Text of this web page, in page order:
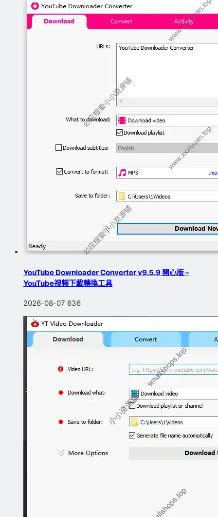
YouTube Downloader Converter v9.5.9 開心版 –
YouTube視頻下載轉換工具
2026-08-07 636